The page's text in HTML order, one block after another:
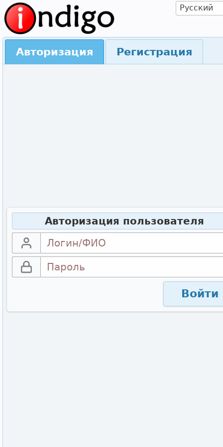
Авторизация Регистрация
Авторизация пользователя
Войти